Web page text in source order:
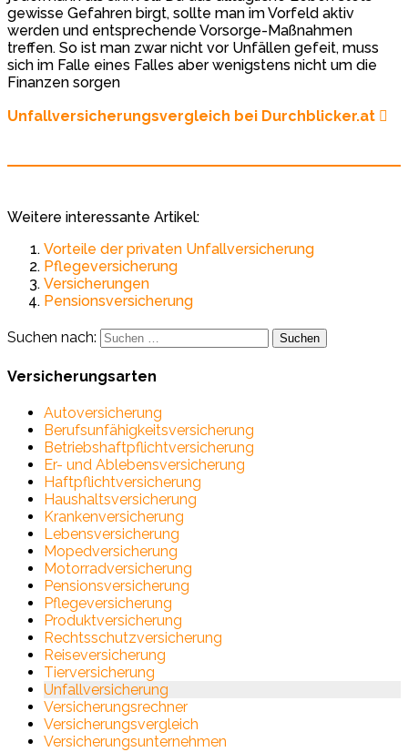
gewisse Gefahren birgt, sollte man im Vorfeld aktiv
werden und entsprechende Vorsorge-Maßnahmen
treffen. So ist man zwar nicht vor Unfällen gefeit, muss
sich im Falle eines Falles aber wenigstens nicht um die
Finanzen sorgen
Unfallversicherungsvergleich bei Durchblicker.at
Weitere interessante Artikel:
Vorteile der privaten Unfallversicherung
Pflegeversicherung
Versicherungen
Pensionsversicherung
Suchen nach:
Versicherungsarten
Autoversicherung
Berufsunfähigkeitsversicherung
Betriebshaftpflichtversicherung
Er- und Ablebensversicherung
Haftpflichtversicherung
Haushaltsversicherung
Krankenversicherung
Lebensversicherung
Mopedversicherung
Motorradversicherung
Pensionsversicherung
Pflegeversicherung
Produktversicherung
Rechtsschutzversicherung
Reiseversicherung
Tierversicherung
Unfallversicherung
Versicherungsrechner
Versicherungsvergleich
Versicherungsunternehmen